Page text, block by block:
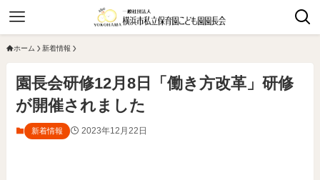
ホーム 新着情報
園長会研修12月8日「働き方改革」研修
が開催されました
新着情報 2023年12月22日